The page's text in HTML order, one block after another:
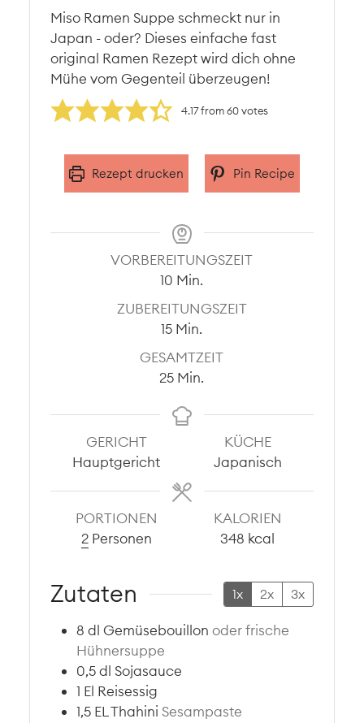
Miso Ramen Suppe schmeckt nur in
Japan - oder? Dieses einfache fast
original Ramen Rezept wird dich ohne
Mühe vom Gegenteil überzeugen!
4.17from60votes
Rezept drucken Pin Recipe
VORBEREITUNGSZEIT
10 Minuten
Min.
ZUBEREITUNGSZEIT
15Minuten
Min.
GESAMTZEIT
25Minuten
Min.
GERICHT
Hauptgericht
KÜCHE
Japanisch
PORTIONEN
2 Personen
KALORIEN
348 kcal
Zutaten 1x 2x 3x
8 dl Gemüsebouillon oder frische
Hühnersuppe
0,5dl Sojasauce
1 El Reisessig
1,5 EL Thahini Sesampaste